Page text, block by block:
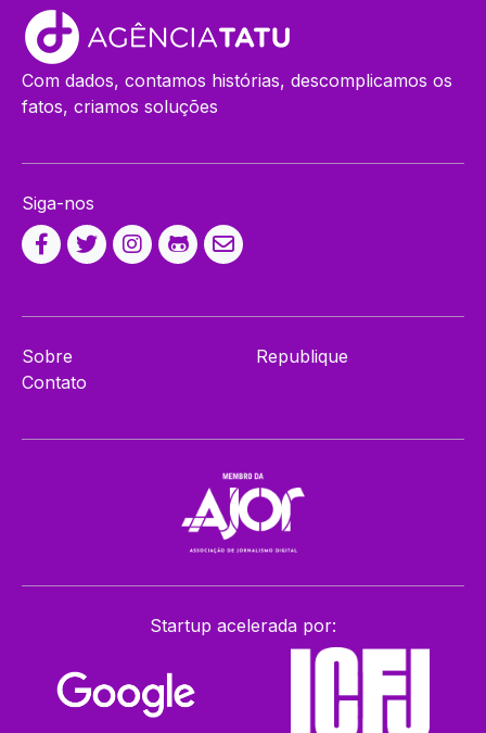
Com dados, contamos histórias, descomplicamos os
fatos, criamos soluções
Siga-nos
Sobre
Contato
Republique
Startup acelerada por: